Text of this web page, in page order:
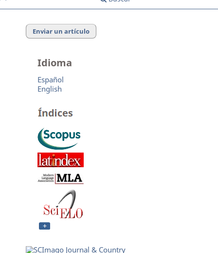
Enviar un artículo
Idioma
Español
English